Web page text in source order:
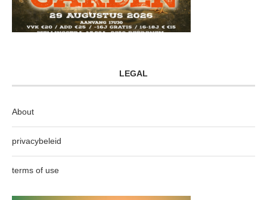
LEGAL
About
privacybeleid
terms of use